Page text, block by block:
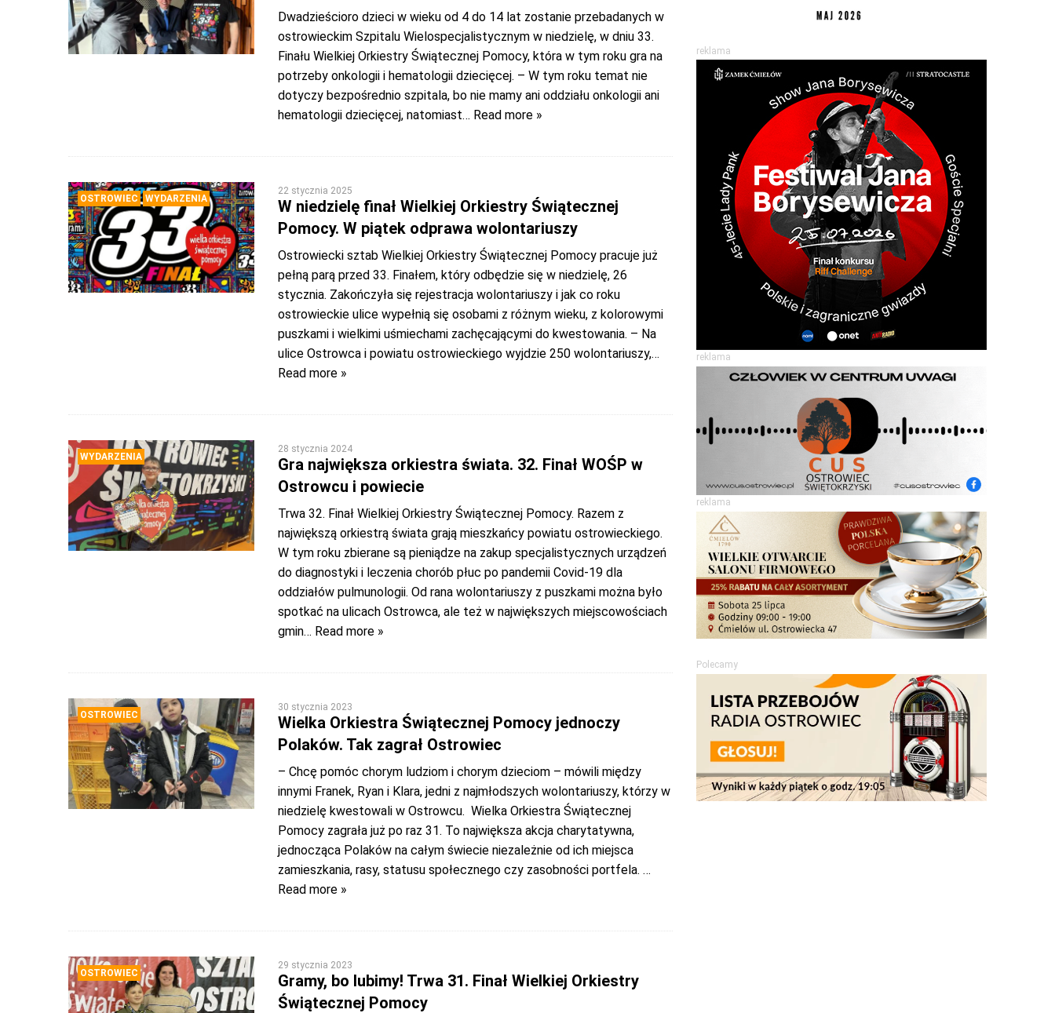
Dwadzieścioro dzieci w wieku od 4 do 14 lat zostanie przebadanych w
ostrowieckim Szpitalu Wielospecjalistycznym w niedzielę, w dniu 33.
Finału Wielkiej Orkiestry Świątecznej Pomocy, która w tym roku gra na
potrzeby onkologii i hematologii dziecięcej. – W tym roku temat nie
dotyczy bezpośrednio szpitala, bo nie mamy ani oddziału onkologii ani
hematologii dziecięcej, natomiast… Read more »
OSTROWIEC WYDARZENIA
22 stycznia 2025
W niedzielę finał Wielkiej Orkiestry Świątecznej
Pomocy. W piątek odprawa wolontariuszy
Ostrowiecki sztab Wielkiej Orkiestry Świątecznej Pomocy pracuje już
pełną parą przed 33. Finałem, który odbędzie się w niedzielę, 26
stycznia. Zakończyła się rejestracja wolontariuszy i jak co roku
ostrowieckie ulice wypełnią się osobami z różnym wieku, z kolorowymi
puszkami i wielkimi uśmiechami zachęcającymi do kwestowania. – Na
ulice Ostrowca i powiatu ostrowieckiego wyjdzie 250 wolontariuszy,…
Read more »
WYDARZENIA
28 stycznia 2024
Gra największa orkiestra świata. 32. Finał WOŚP w
Ostrowcu i powiecie
Trwa 32. Finał Wielkiej Orkiestry Świątecznej Pomocy. Razem z
największą orkiestrą świata grają mieszkańcy powiatu ostrowieckiego.
W tym roku zbierane są pieniądze na zakup specjalistycznych urządzeń
do diagnostyki i leczenia chorób płuc po pandemii Covid-19 dla
oddziałów pulmunologii. Od rana wolontariuszy z puszkami można było
spotkać na ulicach Ostrowca, ale też w największych miejscowościach
gmin… Read more »
OSTROWIEC
30 stycznia 2023
Wielka Orkiestra Świątecznej Pomocy jednoczy
Polaków. Tak zagrał Ostrowiec
– Chcę pomóc chorym ludziom i chorym dzieciom – mówili między
innymi Franek, Ryan i Klara, jedni z najmłodszych wolontariuszy, którzy w
niedzielę kwestowali w Ostrowcu. Wielka Orkiestra Świątecznej
Pomocy zagrała już po raz 31. To największa akcja charytatywna,
jednocząca Polaków na całym świecie niezależnie od ich miejsca
zamieszkania, rasy, statusu społecznego czy zasobności portfela. …
Read more »
OSTROWIEC
29 stycznia 2023
Gramy, bo lubimy! Trwa 31. Finał Wielkiej Orkiestry
Świątecznej Pomocy
reklama
reklama
reklama
Polecamy